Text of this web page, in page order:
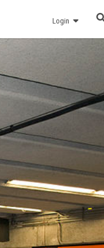
Login